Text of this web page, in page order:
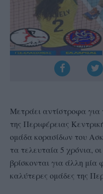
Μετράει αντίστροφα για
της Περιφέρειας
ομάδα κορασίδων του
τα τελευταία 5 χρόνια,
βρίσκονται για άλλη
καλύτερες ομάδες της